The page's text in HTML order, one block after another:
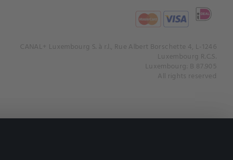
CANAL+ Luxembourg S. à r.l., Rue Albert Borschette 4, L-1246
Luxembourg R.C.S.
Luxembourg: B 87.905
All rights reserved